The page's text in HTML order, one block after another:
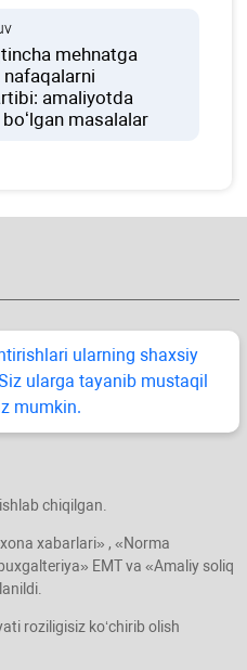
mehnatga
amaliyotda
masalalar
ularning shaхsiy
ularga tayanib mustaqil
mumkin.
chiqilgan.
хabarlari» , «Norma
EMT va «Amaliy soliq
roziligisiz koʻchirib olish